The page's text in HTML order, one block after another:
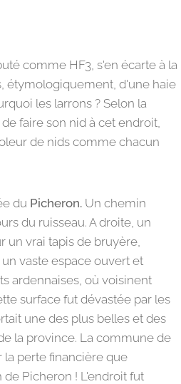
comme HF3, s'en écarte à la
étymologiquement, d'une haie
les larrons ? Selon la
faire son nid à cet endroit,
de nids comme chacun
du Picheron. Un chemin
du ruisseau. A droite, un
un vrai tapis de bruyère,
vaste espace ouvert et
ardennaises, où voisinent
surface fut dévastée par les
une des plus belles et des
la province. La commune de
la perte financière que
Picheron ! L'endroit fut